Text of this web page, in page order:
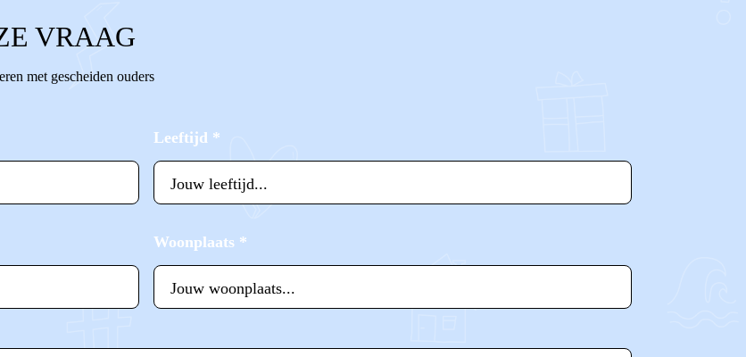
VRAAG
met gescheiden ouders
Leeftijd *
Woonplaats *